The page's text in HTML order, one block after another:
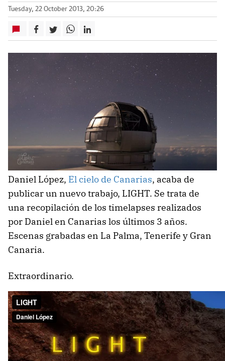
Tuesday, 22 October 2013, 20:26
Daniel López, El cielo de Canarias, acaba de
publicar un nuevo trabajo, LIGHT. Se trata de
una recopilación de los timelapses realizados
por Daniel en Canarias los últimos 3 años.
Escenas grabadas en La Palma, Tenerife y Gran
Canaria.
Extraordinario.